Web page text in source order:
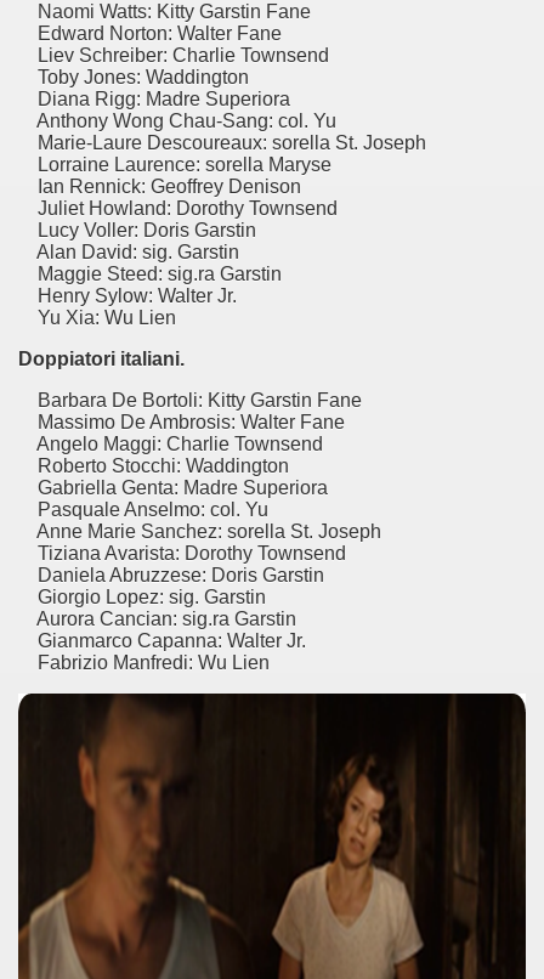
Naomi Watts: Kitty Garstin Fane
Edward Norton: Walter Fane
Liev Schreiber: Charlie Townsend
Toby Jones: Waddington
Diana Rigg: Madre Superiora
Anthony Wong Chau-Sang: col. Yu
Marie-Laure Descoureaux: sorella St. Joseph
Lorraine Laurence: sorella Maryse
Ian Rennick: Geoffrey Denison
Juliet Howland: Dorothy Townsend
Lucy Voller: Doris Garstin
Alan David: sig. Garstin
Maggie Steed: sig.ra Garstin
Henry Sylow: Walter Jr.
Yu Xia: Wu Lien
Doppiatori italiani.
Barbara De Bortoli: Kitty Garstin Fane
Massimo De Ambrosis: Walter Fane
Angelo Maggi: Charlie Townsend
Roberto Stocchi: Waddington
Gabriella Genta: Madre Superiora
Pasquale Anselmo: col. Yu
Anne Marie Sanchez: sorella St. Joseph
Tiziana Avarista: Dorothy Townsend
Daniela Abruzzese: Doris Garstin
Giorgio Lopez: sig. Garstin
Aurora Cancian: sig.ra Garstin
Gianmarco Capanna: Walter Jr.
Fabrizio Manfredi: Wu Lien
Se Ti Piacciono nel mese di Luglio 2014.